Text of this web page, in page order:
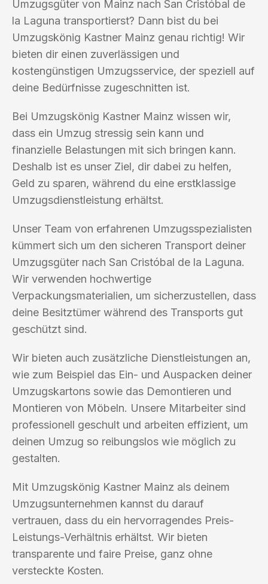
Umzugsgüter von Mainz nach San Cristóbal de
la Laguna transportierst? Dann bist du bei
Umzugskönig Kastner Mainz genau richtig! Wir
bieten dir einen zuverlässigen und
kostengünstigen Umzugsservice, der speziell auf
deine Bedürfnisse zugeschnitten ist.
Bei Umzugskönig Kastner Mainz wissen wir,
dass ein Umzug stressig sein kann und
finanzielle Belastungen mit sich bringen kann.
Deshalb ist es unser Ziel, dir dabei zu helfen,
Geld zu sparen, während du eine erstklassige
Umzugsdienstleistung erhältst.
Unser Team von erfahrenen Umzugsspezialisten
kümmert sich um den sicheren Transport deiner
Umzugsgüter nach San Cristóbal de la Laguna.
Wir verwenden hochwertige
Verpackungsmaterialien, um sicherzustellen, dass
deine Besitztümer während des Transports gut
geschützt sind.
Wir bieten auch zusätzliche Dienstleistungen an,
wie zum Beispiel das Ein- und Auspacken deiner
Umzugskartons sowie das Demontieren und
Montieren von Möbeln. Unsere Mitarbeiter sind
professionell geschult und arbeiten effizient, um
deinen Umzug so reibungslos wie möglich zu
gestalten.
Mit Umzugskönig Kastner Mainz als deinem
Umzugsunternehmen kannst du darauf
vertrauen, dass du ein hervorragendes Preis-
Leistungs-Verhältnis erhältst. Wir bieten
transparente und faire Preise, ganz ohne
versteckte Kosten.